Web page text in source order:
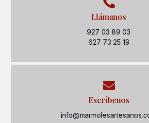
Llámanos
927 03 89 03
627 73 25 19
Escríbenos